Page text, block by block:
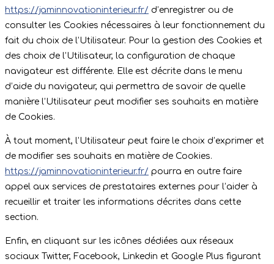
https://jaminnovationinterieur.fr/ d’enregistrer ou de
consulter les Cookies nécessaires à leur fonctionnement du
fait du choix de l’Utilisateur. Pour la gestion des Cookies et
des choix de l’Utilisateur, la configuration de chaque
navigateur est différente. Elle est décrite dans le menu
d’aide du navigateur, qui permettra de savoir de quelle
manière l’Utilisateur peut modifier ses souhaits en matière
de Cookies.
À tout moment, l’Utilisateur peut faire le choix d’exprimer et
de modifier ses souhaits en matière de Cookies.
https://jaminnovationinterieur.fr/ pourra en outre faire
appel aux services de prestataires externes pour l’aider à
recueillir et traiter les informations décrites dans cette
section.
Enfin, en cliquant sur les icônes dédiées aux réseaux
sociaux Twitter, Facebook, Linkedin et Google Plus figurant